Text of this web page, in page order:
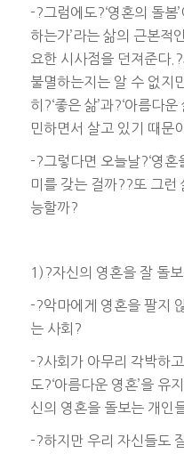
-?그럼에도?‘영혼의 돌봄
하는가’라는 삶의 근본적
요한 시사점을 던져준다
불멸하는지는 알 수 없지
히?‘좋은 삶’과?‘아름다
민하면서 살고 있기 때문
-?그렇다면 오늘날?‘영혼
미를 갖는 걸까??또 그런
능할까?
1)?자신의 영혼을 잘 돌
-?악마에게 영혼을 팔지
는 사회?
-?사회가 아무리 각박하
도?‘아름다운 영혼’을 유
신의 영혼을 돌보는 개인
-?하지만 우리 자신들도